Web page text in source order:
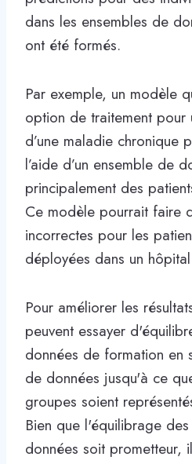
dans les ensembles de
ont été formés.
Par exemple, un modèle
option de traitement pour
d’une maladie chronique
l’aide d’un ensemble de
principalement des
Ce modèle pourrait faire
incorrectes pour les
déployées dans un
Pour améliorer les
peuvent essayer
données de formation en
de données jusqu'à ce
groupes soient
Bien que l'équilibrage
données soit prometteur,